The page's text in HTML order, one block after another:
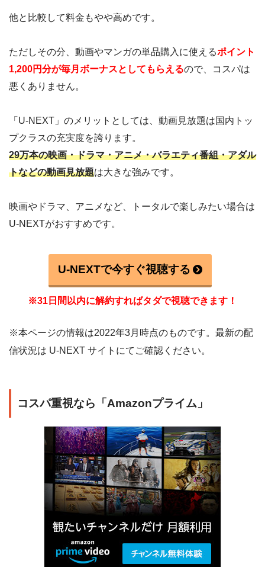
他と比較して料金もやや高めです。
ただしその分、動画やマンガの単品購入に使えるポイント
1,200円分が毎月ボーナスとしてもらえるので、コスパは
悪くありません。
「U-NEXT」のメリットとしては、動画見放題は国内トッ
プクラスの充実度を誇ります。
29万本の映画・ドラマ・アニメ・バラエティ番組・アダル
トなどの動画見放題は大きな強みです。
映画やドラマ、アニメなど、トータルで楽しみたい場合は
U-NEXTがおすすめです。
U-NEXTで今すぐ視聴する
※31日間以内に解約すればタダで視聴できます！
※本ページの情報は2022年3月時点のものです。最新の配
信状況は U-NEXT サイトにてご確認ください。
コスパ重視なら「Amazonプライム」